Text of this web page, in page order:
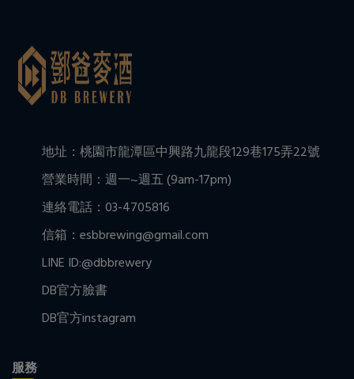
地址：桃園市龍潭區中興路九龍段129巷175弄22號
營業時間：週一~週五 (9am-17pm)
連絡電話：03-4705816
信箱：esbbrewing@gmail.com
LINE ID:@dbbrewery
DB官方臉書
DB官方instagram
服務